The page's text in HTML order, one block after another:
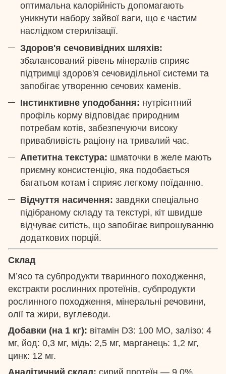
оптимальна калорійність допомагають
уникнути набору зайвої ваги, що є частим
наслідком стерилізації.
Здоров'я сечовивідних шляхів:
збалансований рівень мінералів сприяє
підтримці здоров'я сечовидільної системи та
запобігає утворенню сечових каменів.
Інстинктивне уподобання: нутрієнтний
профіль корму відповідає природним
потребам котів, забезпечуючи високу
привабливість раціону на тривалий час.
Апетитна текстура: шматочки в желе мають
приємну консистенцію, яка подобається
багатьом котам і сприяє легкому поїданню.
Відчуття насичення: завдяки спеціально
підібраному складу та текстурі, кіт швидше
відчуває ситість, що запобігає випрошуванню
додаткових порцій.
Склад
М’ясо та субпродукти тваринного походження,
екстракти рослинних протеїнів, субпродукти
рослинного походження, мінеральні речовини,
олії та жири, вуглеводи.
Добавки (на 1 кг): вітамін D3: 100 МО, залізо: 4
мг, йод: 0,3 мг, мідь: 2,5 мг, марганець: 1,2 мг,
цинк: 12 мг.
Аналітичний склад: сирий протеїн — 9,0%,